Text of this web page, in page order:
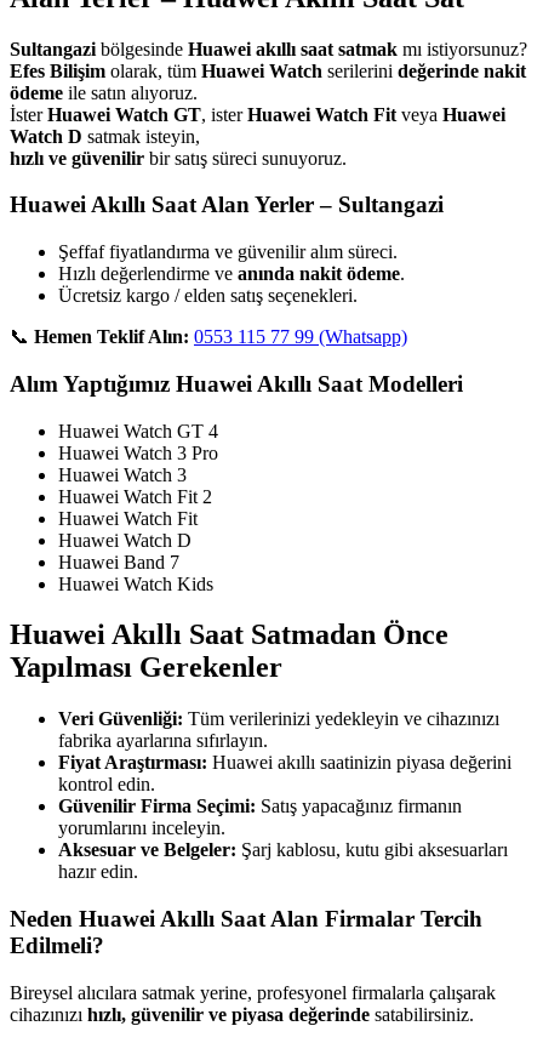
Sultangazi bölgesinde Huawei akıllı saat satmak mı istiyorsunuz?
Efes Bilişim olarak, tüm Huawei Watch serilerini değerinde nakit
ödeme ile satın alıyoruz.
İsterHuawei Watch GT, isterHuawei Watch Fit veya Huawei
Watch D satmak isteyin,
hızlı ve güvenilir bir satış süreci sunuyoruz.
Huawei Akıllı Saat Alan Yerler – Sultangazi
Şeffaf fiyatlandırma ve güvenilir alım süreci.
Hızlı değerlendirme ve anında nakit ödeme.
Ücretsiz kargo / elden satış seçenekleri.
📞 Hemen Teklif Alın: 0553 115 77 99 (Whatsapp)
Alım Yaptığımız Huawei Akıllı Saat Modelleri
Huawei Watch GT 4
Huawei Watch 3 Pro
Huawei Watch 3
Huawei Watch Fit 2
Huawei Watch Fit
Huawei Watch D
Huawei Band 7
Huawei Watch Kids
Huawei Akıllı Saat Satmadan Önce
Yapılması Gerekenler
Veri Güvenliği: Tüm verilerinizi yedekleyin ve cihazınızı
fabrika ayarlarına sıfırlayın.
Fiyat Araştırması: Huawei akıllı saatinizin piyasa değerini
kontrol edin.
Güvenilir Firma Seçimi: Satış yapacağınız firmanın
yorumlarını inceleyin.
Aksesuar ve Belgeler: Şarj kablosu, kutu gibi aksesuarları
hazır edin.
Neden Huawei Akıllı Saat Alan Firmalar Tercih
Edilmeli?
Bireysel alıcılara satmak yerine, profesyonel firmalarla çalışarak
cihazınızı hızlı, güvenilir ve piyasa değerinde satabilirsiniz.